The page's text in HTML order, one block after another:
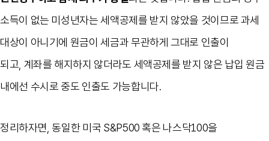
소득이 없는 미성년자는 세액공제를 받지 않았을 것이므로 과세
대상이 아니기에 원금이 세금과 무관하게 그대로 인출이
되고 계좌를 해지하지 않더라도 세액공제를 받지 않은 납입 원금
내에선 수시로 중도 인출도 가능합니다.
정리하자면 ,동일한 미국 S&P500혹은 나스닥100을